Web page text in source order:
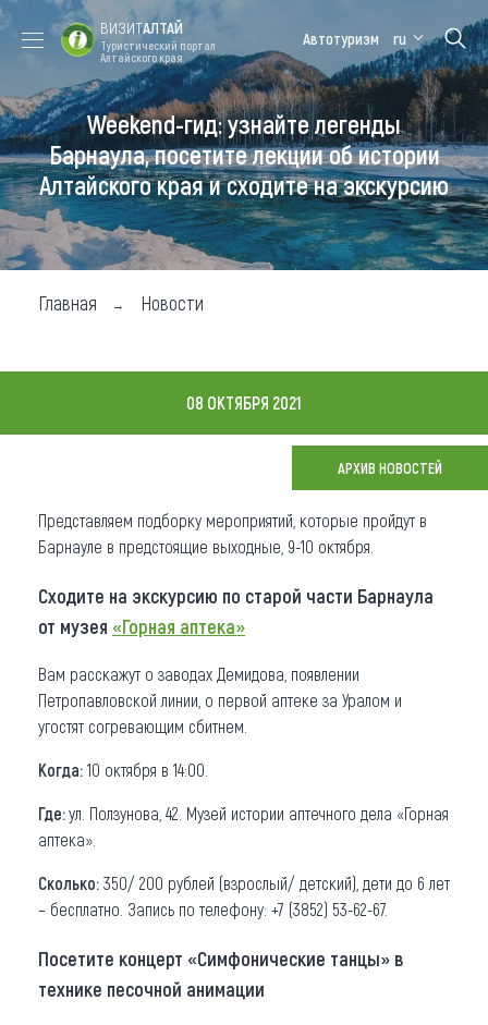
Форум VISIT
ALTAI
Цветение
маральника
Медицинский
форум
Алтайская
зимовка
Туры
Где побывать
Чем заняться
Карта
Что привезти (сувениры)
Коллекция впечатлений
Другие рубрики
ВИЗИТАЛТАЙ
Туристический портал
Алтайского края
Автотуризм ru
Weekend-гид: узнайте легенды
Барнаула, посетите лекции об истории
Алтайского края и сходите на экскурсию
Главная Новости
08 ОКТЯБРЯ 2021
АРХИВ НОВОСТЕЙ
Представляем подборку мероприятий, которые пройдут в
Барнауле в предстоящие выходные, 9-10 октября.
Сходите на экскурсию по старой части Барнаула
от музея «Горная аптека»
Вам расскажут о заводах Демидова, появлении
Петропавловской линии, о первой аптеке за Уралом и
угостят согревающим сбитнем.
Когда: 10 октября в 14:00.
Где:ул. Ползунова, 42. Музей истории аптечного дела «Горная
аптека».
Сколько: 350/ 200 рублей (взрослый/ детский), дети до 6 лет
– бесплатно. Запись по телефону: +7 (3852) 53-62-67.
Посетите концерт «Симфонические танцы» в
технике песочной анимации